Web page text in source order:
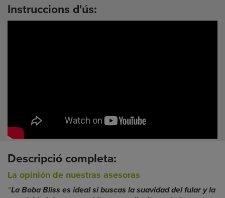
Instruccions d'ús:
Descripció completa:
La opinión de nuestras asesoras
"La Boba Bliss es ideal si buscas la suavidad del fular y la